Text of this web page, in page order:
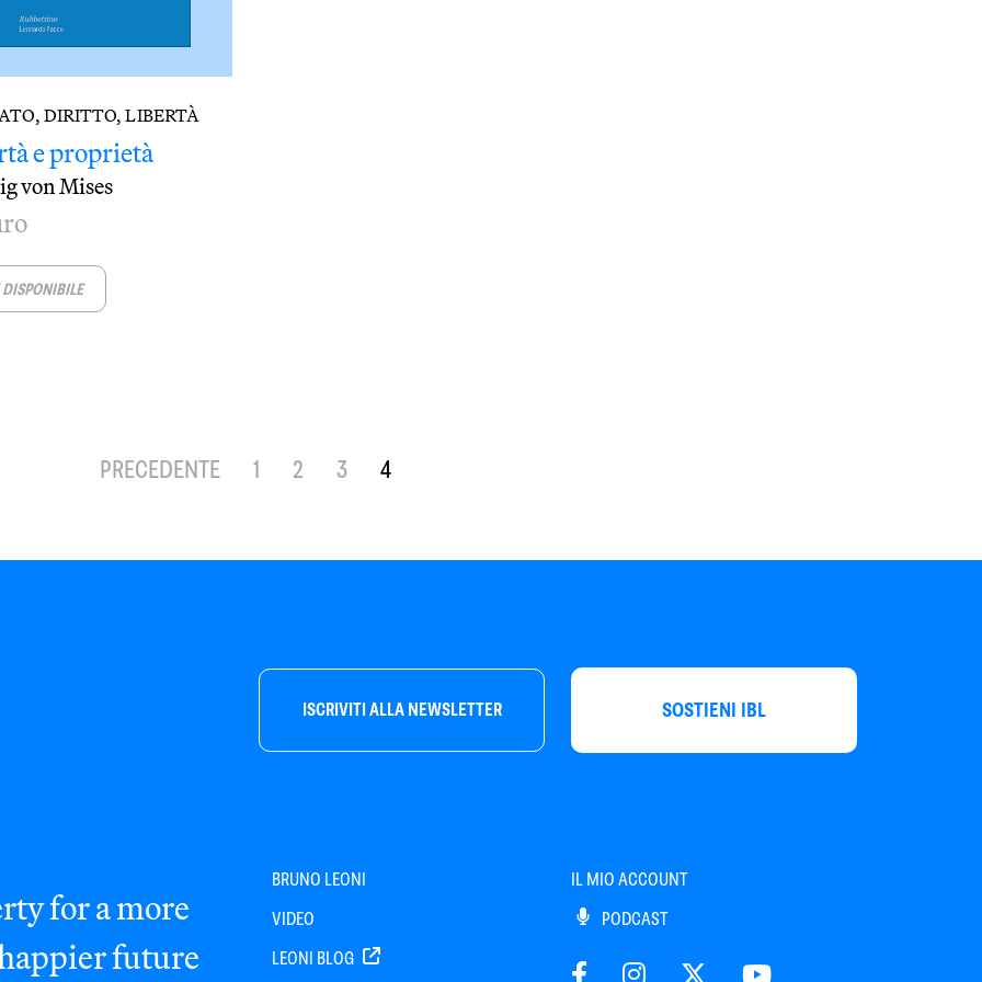
DIRITTO, LIBERTÀ
e proprietà
von Mises
PRECEDENTE 1 2 3 4
ISCRIVITI ALLA NEWSLETTER SOSTIENI IBL
for a more
future
BRUNO LEONI
VIDEO
LEONI BLOG
IL MIO ACCOUNT
PODCAST